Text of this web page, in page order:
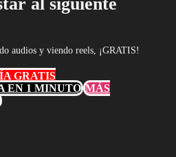
audios y viendo reels, ¡GRATIS!
GRATIS
EN 1 MINUTO MÁS